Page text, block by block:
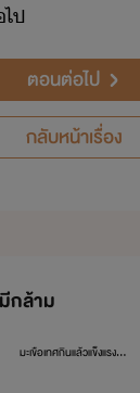
ป
ตอนต่อไป
กลับหน้าเรื่อง
กล้าม
มะเขือเทศกินแล้วแข็งแรง...